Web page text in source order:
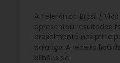
A Telefônica Brasil / Vivo
apresentou resultados
crescimento nas
balanço. A receita
bilhões de